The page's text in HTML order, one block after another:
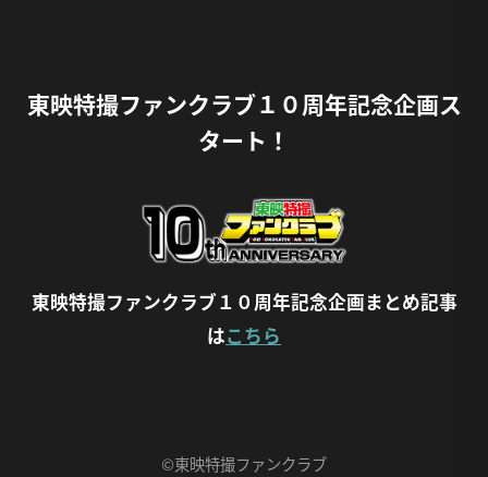
東映特撮ファンクラブ１０周年記念企画ス
タート！
東映特撮ファンクラブ１０周年記念企画まとめ記事
はこちら
©東映特撮ファンクラブ